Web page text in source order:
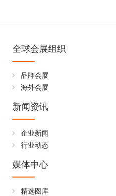
全球会展组织
品牌会展
海外会展
新闻资讯
企业新闻
行业动态
媒体中心
精选图库